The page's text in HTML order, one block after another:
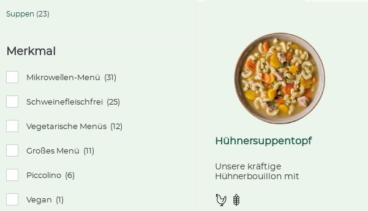
Suppen (23)
Merkmal
Mikrowellen-Menü (31)
Schweinefleischfrei (25)
Vegetarische Menüs (12)
Großes Menü (11)
Piccolino (6)
Vegan (1)
Hühnersuppentopf
Unsere kräftige
Hühnerbouillon mit
Karotten und köstlichem
Hühnerfleisch.